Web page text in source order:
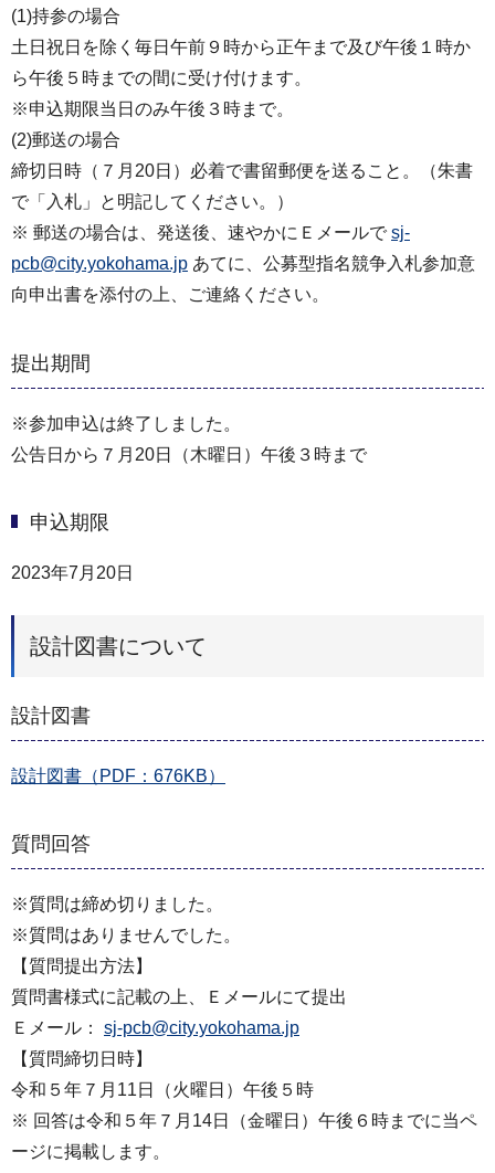
(1)持参の場合
土日祝日を除く毎日午前９時から正午まで及び午後１時か
ら午後５時までの間に受け付けます。
※申込期限当日のみ午後３時まで。
(2)郵送の場合
締切日時（７月20日）必着で書留郵便を送ること。（朱書
で「入札」と明記してください。）
※ 郵送の場合は、発送後、速やかにＥメールで sj-
pcb@city.yokohama.jp あてに、公募型指名競争入札参加意
向申出書を添付の上、ご連絡ください。
提出期間
※参加申込は終了しました。
公告日から７月20日（木曜日）午後３時まで
申込期限
2023年7月20日
設計図書について
設計図書
設計図書（PDF：676KB）
質問回答
※質問は締め切りました。
※質問はありませんでした。
【質問提出方法】
質問書様式に記載の上、Ｅメールにて提出
Ｅメール： sj-pcb@city.yokohama.jp
【質問締切日時】
令和５年７月11日（火曜日）午後５時
※ 回答は令和５年７月14日（金曜日）午後６時までに当ペ
ージに掲載します。